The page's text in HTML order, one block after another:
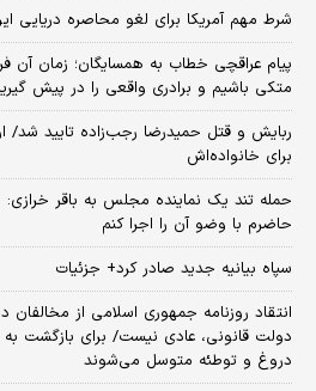
شرط مهم آمریکا برای لغو محاصره دریایی
پیام عراقچی خطاب به همسایگان؛ زمان آن
متکی باشیم و برادری واقعی را در پیش
ربایش و قتل حمیدرضا رجب‌زاده تایید شد/
برای خانواده‌اش
حمله تند یک نماینده مجلس به باقر
حاضرم با وضو آن را اجرا کنم
سپاه بیانیه جدید صادر کرد+ جزئیات
انتقاد روزنامه جمهوری اسلامی از
دولت قانونی، عادی نیست/ برای بازگشت
دروغ و توطئه متوسل می‌شوند